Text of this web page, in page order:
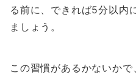
る前に、できれば5分以内
ましょう。
この習慣があるかないか